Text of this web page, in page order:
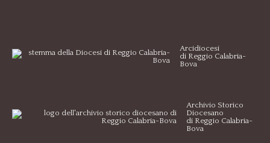
Arcidiocesi
di Reggio Calabria-
Bova
Archivio Storico
Diocesano
di Reggio Calabria-
Bova